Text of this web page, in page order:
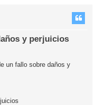
y perjuicios
un fallo sobre daños y